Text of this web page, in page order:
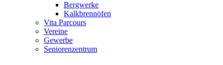
Bergwerke
Kalkbrennöfen
Vita Parcours
Vereine
Gewerbe
Seniorenzentrum